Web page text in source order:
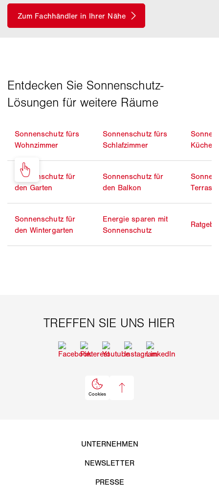
Sonnenschutz fürs
Wohnzimmer
Sonnenschutz fürs
Schlafzimmer
Küche
Sonnenschutz für
den Garten
Sonnenschutz für
den Balkon
Sonnenschutz für
den Wintergarten
Energie sparen mit
Sonnenschutz